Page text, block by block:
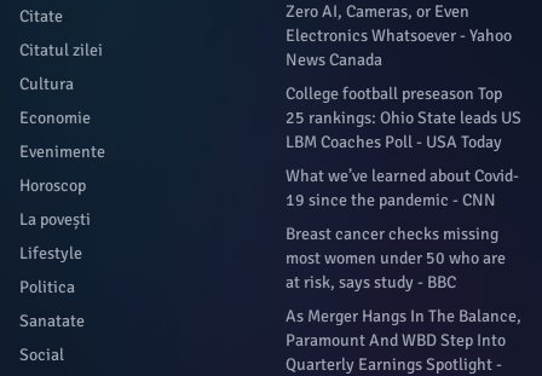
Citate
Citatul zilei
Cultura
Economie
Evenimente
Horoscop
La povești
Lifestyle
Politica
Sanatate
Social
Zero AI, Cameras, or Even
Electronics Whatsoever - Yahoo
News Canada
College football preseason Top
25 rankings: Ohio State leads US
LBM Coaches Poll - USA Today
What we’ve learned about Covid-
19 since the pandemic - CNN
Breast cancer checks missing
most women under 50 who are
at risk, says study - BBC
As Merger Hangs In The Balance,
Paramount And WBD Step Into
Quarterly Earnings Spotlight -